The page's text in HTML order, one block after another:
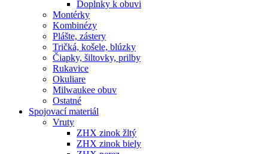
Doplnky k obuvi
Montérky
Kombinézy
Plášte, zástery
Tričká, košele, blúzky
Čiapky, šiltovky, prilby
Rukavice
Okuliare
Milwaukee obuv
Ostatné
Spojovacímateriál
Vruty
ZHX zinok žltý
ZHX zinok biely